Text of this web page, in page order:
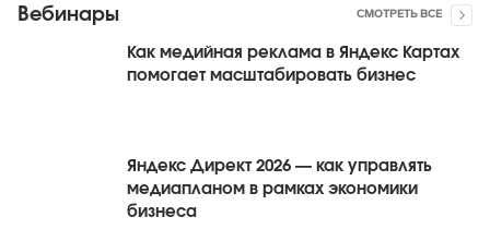
Вебинары СМОТРЕТЬ ВСЕ
Как медийная реклама в Яндекс Картах
помогает масштабировать бизнес
Яндекс Директ 2026 — как управлять
медиапланом в рамках экономики
бизнеса